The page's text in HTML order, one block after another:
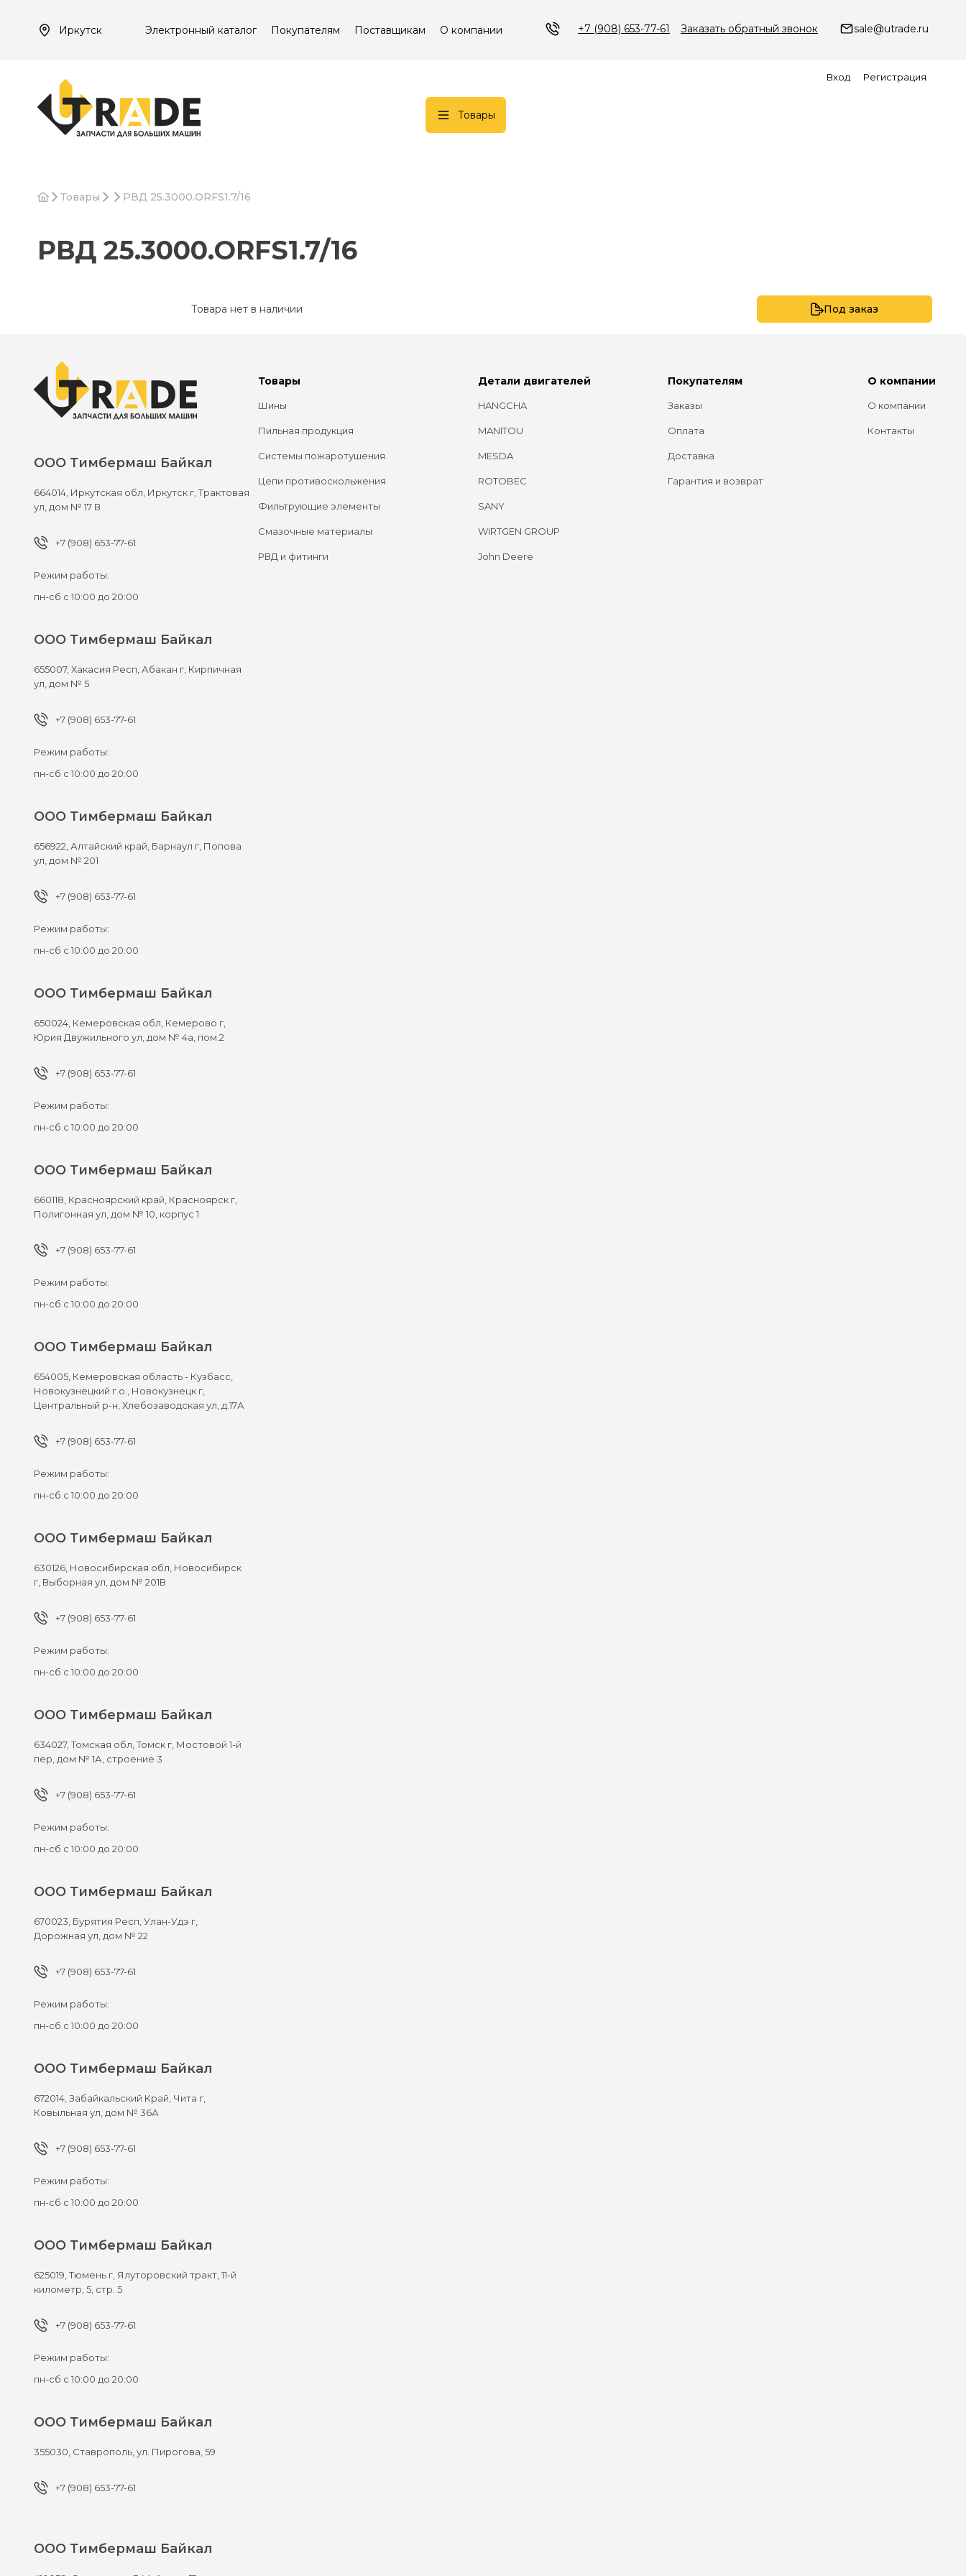
Иркутск Электронный каталог Покупателям Поставщикам О компании +7 (908) 653-77-61 Заказать обратный звонок sale@utrade.ru
Вход Регистрация
Товары
Товары РВД 25.3000.ORFS1.7/16
РВД 25.3000.ORFS1.7/16
Товара нет в наличии Под заказ
ООО Тимбермаш Байкал
664014, Иркутская обл, Иркутск г,Трактовая
ул, дом № 17 В
+7 (908) 653-77-61
Режим работы:
пн-сб с 10:00 до 20:00
ООО Тимбермаш Байкал
655007,Хакасия Респ, Абакан г, Кирпичная
ул, дом № 5
+7 (908) 653-77-61
Режим работы:
пн-сб с 10:00 до 20:00
ООО Тимбермаш Байкал
656922, Алтайский край, Барнаул г, Попова
ул, дом № 201
+7 (908) 653-77-61
Режим работы:
пн-сб с 10:00 до 20:00
ООО Тимбермаш Байкал
650024, Кемеровская обл, Кемерово г,
Юрия Двужильного ул, дом № 4а, пом.2
+7 (908) 653-77-61
Режим работы:
пн-сб с 10:00 до 20:00
ООО Тимбермаш Байкал
660118, Красноярский край, Красноярск г,
Полигонная ул, дом № 10, корпус 1
+7 (908) 653-77-61
Режим работы:
пн-сб с 10:00 до 20:00
ООО Тимбермаш Байкал
654005, Кемеровская область - Кузбасс,
Новокузнецкий г.о., Новокузнецк г,
Центральный р-н, Хлебозаводская ул, д.17А
+7 (908) 653-77-61
Режим работы:
пн-сб с 10:00 до 20:00
ООО Тимбермаш Байкал
630126, Новосибирская обл, Новосибирск
г, Выборная ул, дом № 201В
+7 (908) 653-77-61
Режим работы:
пн-сб с 10:00 до 20:00
ООО Тимбермаш Байкал
634027,Томская обл, Томск г, Мостовой 1-й
пер, дом № 1А, строение 3
+7 (908) 653-77-61
Режим работы:
пн-сб с 10:00 до 20:00
ООО Тимбермаш Байкал
670023, Бурятия Респ, Улан-Удэ г,
Дорожная ул, дом № 22
+7 (908) 653-77-61
Режим работы:
пн-сб с 10:00 до 20:00
ООО Тимбермаш Байкал
672014,Забайкальский Край, Чита г,
Ковыльная ул, дом № 36А
+7 (908) 653-77-61
Режим работы:
пн-сб с 10:00 до 20:00
ООО Тимбермаш Байкал
625019,Тюмень г, Ялуторовский тракт, 11-й
километр, 5, стр. 5
+7 (908) 653-77-61
Режим работы:
пн-сб с 10:00 до 20:00
ООО Тимбермаш Байкал
355030, Ставрополь,ул. Пирогова, 59
+7 (908) 653-77-61
ООО Тимбермаш Байкал
Товары
Шины
Пильная продукция
Системы пожаротушения
Цепи противоскольжения
Фильтрующие элементы
Смазочные материалы
РВД и фитинги
Детали двигателей
HANGCHA
MANITOU
MESDA
ROTOBEC
SANY
WIRTGEN GROUP
John Deere
Покупателям
Заказы
Оплата
Доставка
Гарантия и возврат
О компании
О компании
Контакты